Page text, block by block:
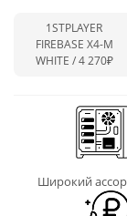
1STPLAYER
FIREBASE X4-M
WHITE / 4 270₽
Широкий